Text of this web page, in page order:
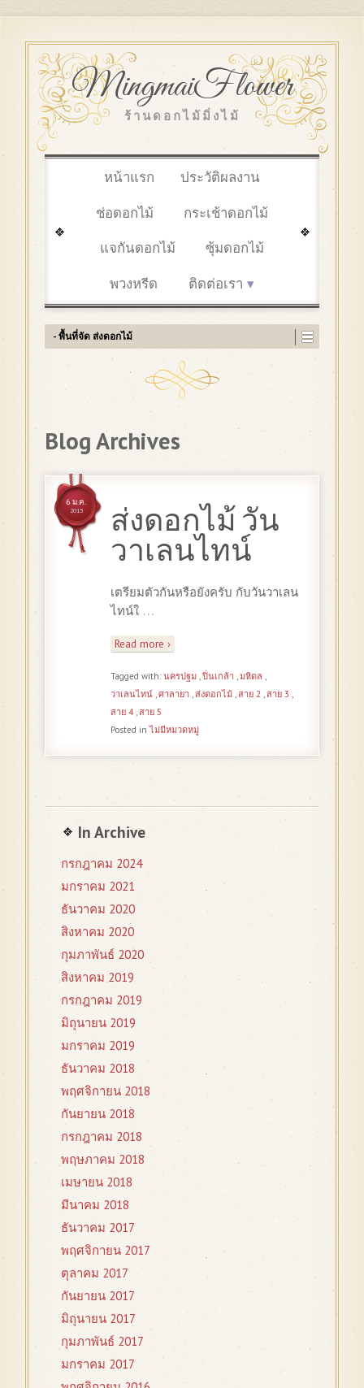
MingmaiFlower
ร้านดอกไม้มิ่งไม้
หน้าแรก
ประวัติผลงาน
ช่อดอกไม้
กระเช้าดอกไม้
แจกันดอกไม้
ซุ้มดอกไม้
พวงหรีด
ติดต่อเรา
- พื้นที่จัด ส่งดอกไม้
Blog Archives
ส่งดอกไม้ วัน
วาเลนไทน์
6 ม.ค.
2015
เตรียมตัวกันหรือยังครับ กับวันวาเลน
ไทน์ใ …
Read more ›
Tagged with: นครปฐม ,ปิ่นเกล้า ,มหิดล ,
วาเลนไทน์ ,ศาลายา ,ส่งดอกไม้ ,สาย 2 ,สาย 3 ,
สาย 4 ,สาย 5
Posted inไม่มีหมวดหมู่
In Archive
กรกฎาคม 2024
มกราคม 2021
ธันวาคม 2020
สิงหาคม 2020
กุมภาพันธ์ 2020
สิงหาคม 2019
กรกฎาคม 2019
มิถุนายน 2019
มกราคม 2019
ธันวาคม 2018
พฤศจิกายน 2018
กันยายน 2018
กรกฎาคม 2018
พฤษภาคม 2018
เมษายน 2018
มีนาคม 2018
ธันวาคม 2017
พฤศจิกายน 2017
ตุลาคม 2017
กันยายน 2017
มิถุนายน 2017
กุมภาพันธ์ 2017
มกราคม 2017